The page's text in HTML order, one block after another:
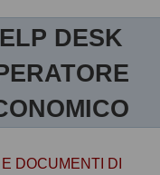
DESK
DOCUMENTI DI